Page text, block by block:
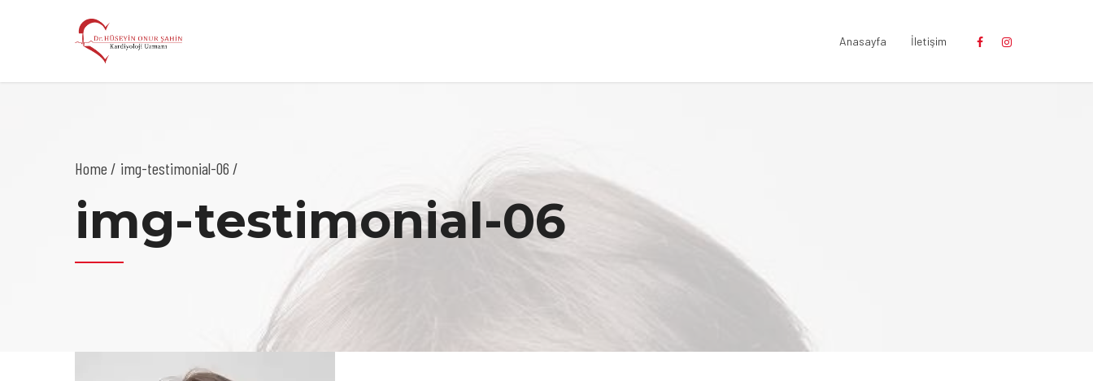
Anasayfa İletişim
Home img-testimonial-06 /
img-testimonial-06